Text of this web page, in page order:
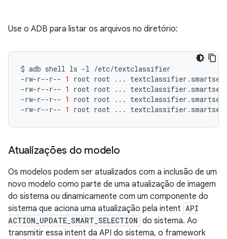
Use o ADB para listar os arquivos no diretório:
$ adb shell ls -l /etc/textclassifier
-rw-r--r-- 1 root root ...
-rw-r--r-- 1 root root ...
-rw-r--r-- 1 root root ...
-rw-r--r-- 1 root root ...
Atualizações do modelo
Os modelos podem ser atualizados com a inclusão de um
novo modelo como parte de uma atualização de imagem
do sistema ou dinamicamente com um componente do
sistema que aciona uma atualização pela intent API
ACTION_UPDATE_SMART_SELECTION do sistema. Ao
transmitir essa intent da API do sistema, o framework